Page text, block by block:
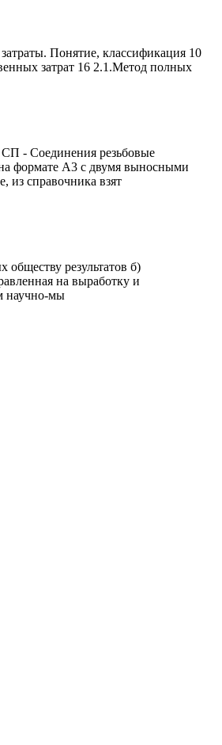
Понятие, классификация 10
затрат 16 2.1.Метод полных
- Соединения резьбовые
формате А3 с двумя выносными
из справочника взят
результатов б)
на выработку и
научно-мы